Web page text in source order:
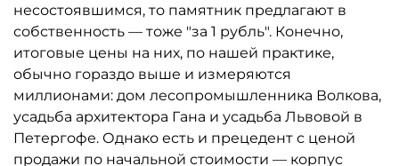
несостоявшимся, то памятник предлагают в
собственность — тоже "за 1 рубль". Конечно,
итоговые цены на них, по нашей практике,
обычно гораздо выше и измеряются
миллионами: дом лесопромышленника Волкова,
усадьба архитектора Гана и усадьба Львовой в
Петергофе. Однако есть и прецедент с ценой
продажи по начальной стоимости — корпус